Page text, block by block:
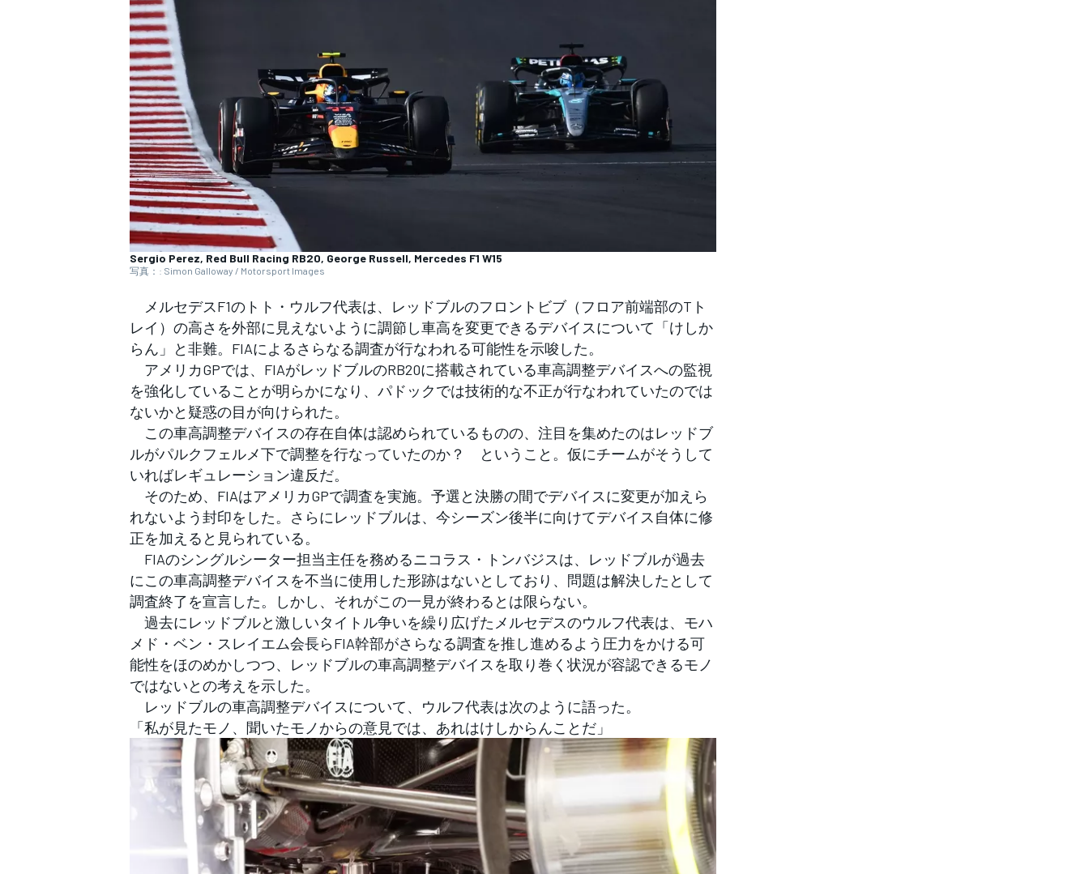
WEC
フォーミュラE
Sergio Perez, Red Bull Racing RB20, George Russell, Mercedes F1 W15
写真：: Simon Galloway / Motorsport Images
メルセデスF1のトト・ウルフ代表は、レッドブルのフロントビブ（フロア前端部のTト
レイ）の高さを外部に見えないように調節し車高を変更できるデバイスについて「けしか
らん」と非難。FIAによるさらなる調査が行なわれる可能性を示唆した。
アメリカGPでは、FIAがレッドブルのRB20に搭載されている車高調整デバイスへの監視
を強化していることが明らかになり、パドックでは技術的な不正が行なわれていたのでは
ないかと疑惑の目が向けられた。
この車高調整デバイスの存在自体は認められているものの、注目を集めたのはレッドブ
ルがパルクフェルメ下で調整を行なっていたのか？ ということ。仮にチームがそうして
いればレギュレーション違反だ。
そのため、FIAはアメリカGPで調査を実施。予選と決勝の間でデバイスに変更が加えら
れないよう封印をした。さらにレッドブルは、今シーズン後半に向けてデバイス自体に修
正を加えると見られている。
FIAのシングルシーター担当主任を務めるニコラス・トンバジスは、レッドブルが過去
にこの車高調整デバイスを不当に使用した形跡はないとしており、問題は解決したとして
調査終了を宣言した。しかし、それがこの一見が終わるとは限らない。
過去にレッドブルと激しいタイトル争いを繰り広げたメルセデスのウルフ代表は、モハ
メド・ベン・スレイエム会長らFIA幹部がさらなる調査を推し進めるよう圧力をかける可
能性をほのめかしつつ、レッドブルの車高調整デバイスを取り巻く状況が容認できるモノ
ではないとの考えを示した。
レッドブルの車高調整デバイスについて、ウルフ代表は次のように語った。
「私が見たモノ、聞いたモノからの意見では、あれはけしからんことだ」